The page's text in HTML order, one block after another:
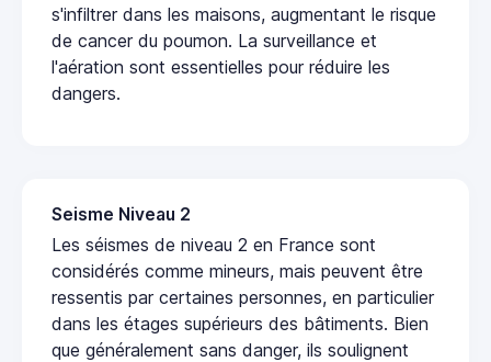
s'infiltrer dans les maisons, augmentant le risque
de cancer du poumon. La surveillance et
l'aération sont essentielles pour réduire les
dangers.
Seisme Niveau 2
Les séismes de niveau 2 en France sont
considérés comme mineurs, mais peuvent être
ressentis par certaines personnes, en particulier
dans les étages supérieurs des bâtiments. Bien
que généralement sans danger, ils soulignent